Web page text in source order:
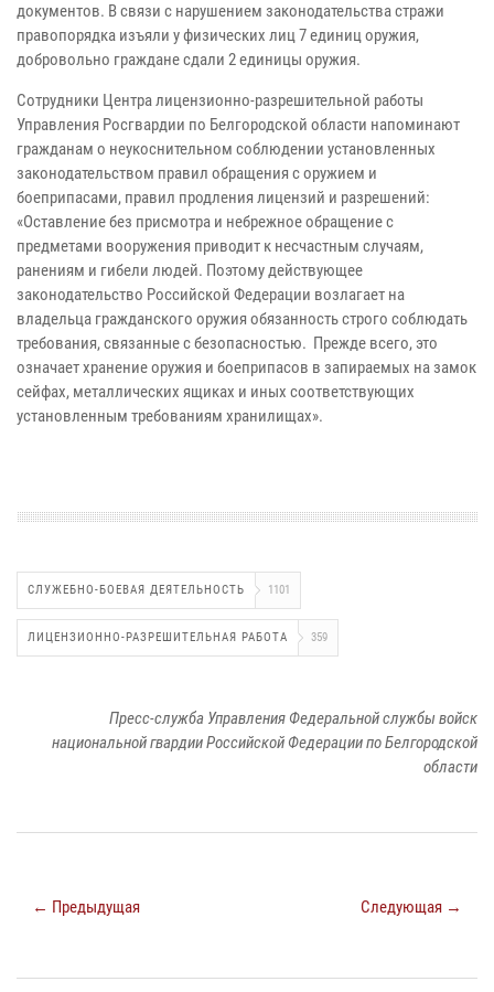
документов. В связи с нарушением законодательства стражи
правопорядка изъяли у физических лиц 7 единиц оружия,
добровольно граждане сдали 2 единицы оружия.
Сотрудники Центра лицензионно-разрешительной работы
Управления Росгвардии по Белгородской области напоминают
гражданам о неукоснительном соблюдении установленных
законодательством правил обращения с оружием и
боеприпасами, правил продления лицензий и разрешений:
«Оставление без присмотра и небрежное обращение с
предметами вооружения приводит к несчастным случаям,
ранениям и гибели людей. Поэтому действующее
законодательство Российской Федерации возлагает на
владельца гражданского оружия обязанность строго соблюдать
требования, связанные с безопасностью. Прежде всего, это
означает хранение оружия и боеприпасов в запираемых на замок
сейфах, металлических ящиках и иных соответствующих
установленным требованиям хранилищах».
СЛУЖЕБНО-БОЕВАЯ ДЕЯТЕЛЬНОСТЬ 1101
ЛИЦЕНЗИОННО-РАЗРЕШИТЕЛЬНАЯ РАБОТА 359
Пресс-служба Управления Федеральной службы войск
национальной гвардии Российской Федерации по Белгородской
области
← Предыдущая Следующая →